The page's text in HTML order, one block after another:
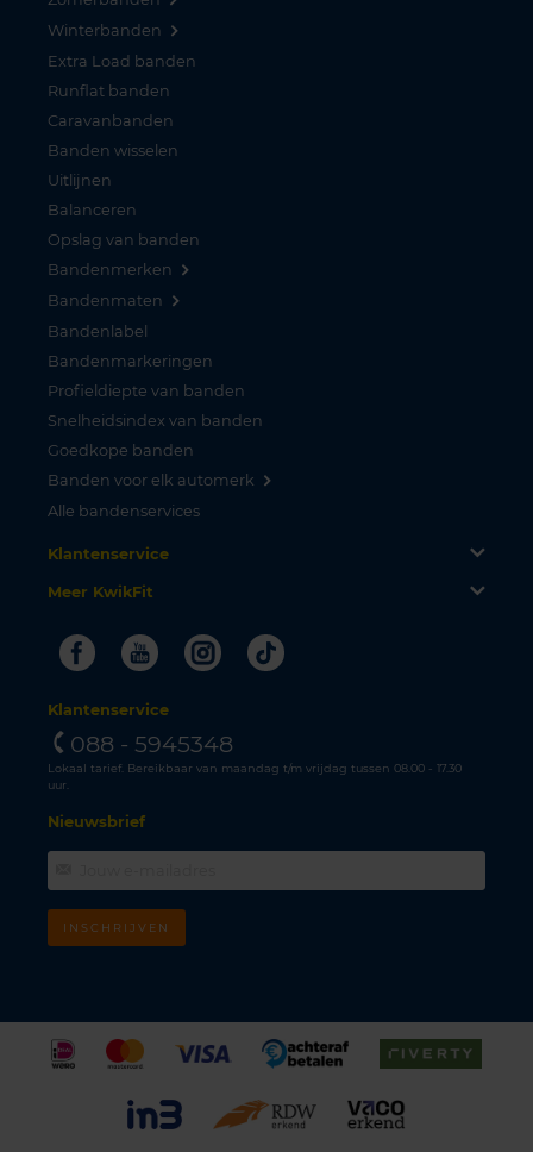
Winterbanden
Extra Load banden
Runflat banden
Caravanbanden
Banden wisselen
Uitlijnen
Balanceren
Opslag van banden
Bandenmerken
Bandenmaten
Bandenlabel
Bandenmarkeringen
Profieldiepte van banden
Snelheidsindex van banden
Goedkope banden
Banden voor elk automerk
Alle bandenservices
Klantenservice
Meer KwikFit
FacebookYoutubeInstagram
Tiktok
Klantenservice
088 - 5945348
Lokaal tarief. Bereikbaar van maandag t/m vrijdag tussen 08.00 - 17.30
uur.
Nieuwsbrief
INSCHRIJVEN